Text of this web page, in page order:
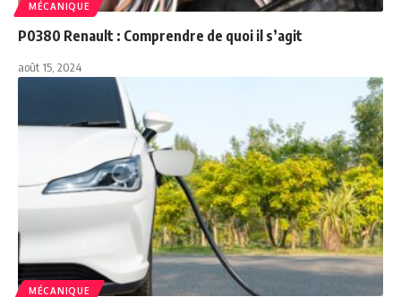
MÉCANIQUE
P0380 Renault : Comprendre de quoi il s’agit
août 15, 2024
MÉCANIQUE